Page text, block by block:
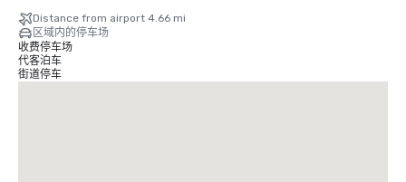
Distance from airport 4.66 mi
区域内的停车场
收费停车场
代客泊车
街道停车